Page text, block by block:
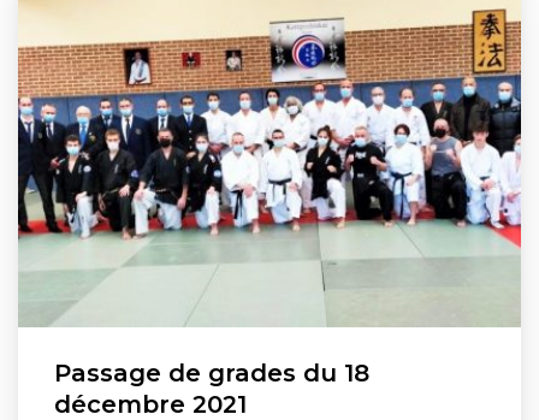
Passage de grades du 18
décembre 2021